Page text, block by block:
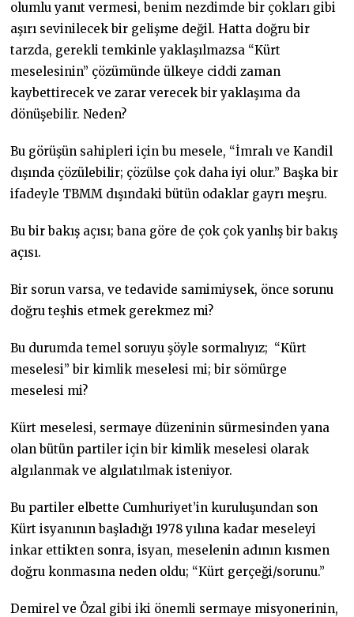
olumlu yanıt vermesi, benim nezdimde bir çokları gibi
aşırı sevinilecek bir gelişme değil. Hatta doğru bir
tarzda, gerekli temkinle yaklaşılmazsa “Kürt
meselesinin” çözümünde ülkeye ciddi zaman
kaybettirecek ve zarar verecek bir yaklaşıma da
dönüşebilir. Neden?
Bu görüşün sahipleri için bu mesele, “İmralı ve Kandil
dışında çözülebilir; çözülse çok daha iyi olur.” Başka bir
ifadeyle TBMM dışındaki bütün odaklar gayrı meşru.
Bu bir bakış açısı; bana göre de çok çok yanlış bir bakış
açısı.
Bir sorun varsa, ve tedavide samimiysek, önce sorunu
doğru teşhis etmek gerekmez mi?
Bu durumda temel soruyu şöyle sormalıyız; “Kürt
meselesi” bir kimlik meselesi mi; bir sömürge
meselesi mi?
Kürt meselesi, sermaye düzeninin sürmesinden yana
olan bütün partiler için bir kimlik meselesi olarak
algılanmak ve algılatılmak isteniyor.
Bu partiler elbette Cumhuriyet’in kuruluşundan son
Kürt isyanının başladığı 1978 yılına kadar meseleyi
inkar ettikten sonra, isyan, meselenin adının kısmen
doğru konmasına neden oldu; “Kürt gerçeği/sorunu.”
Demirel ve Özal gibi iki önemli sermaye misyonerinin,